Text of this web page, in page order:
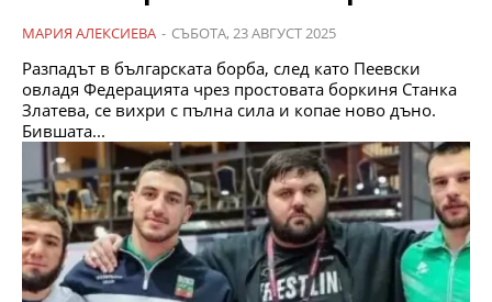
МАРИЯ АЛЕКСИЕВА - СЪБОТА, 23 АВГУСТ 2025
Разпадът в българската борба, след като Пеевски
овладя Федерацията чрез простовата боркиня Станка
Златева, се вихри с пълна сила и копае ново дъно.
Бившата...